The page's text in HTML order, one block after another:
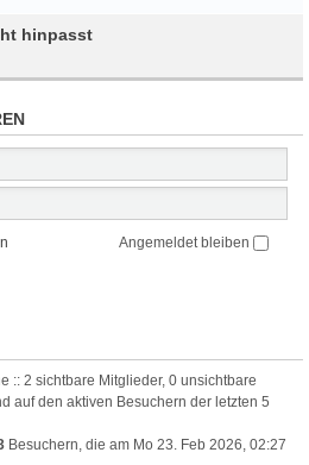
hinpasst
Angemeldet bleiben
:: 2 sichtbare Mitglieder, 0 unsichtbare
auf den aktiven Besuchern der letzten 5
Besuchern, die am Mo 23. Feb 2026, 02:27